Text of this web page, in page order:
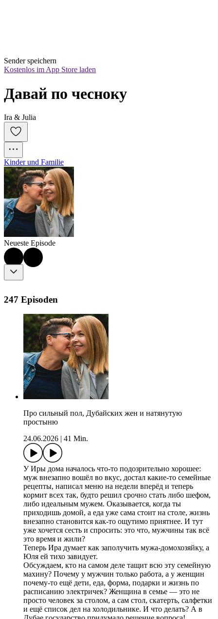
Sender speichern
Kostenlos im App Store laden
Давай по чесноку
Ira & Julia
Kinder und Familie
Neueste Episode
247 Episoden
Про сильный пол, Дубайских жен и натянутую
простыню
24.06.2026
41 Min.
У Иры дома началось что-то подозрительно хорошее:
муж внезапно вошёл во вкус, достал какие-то семейные
рецепты, написал меню на недели вперёд и теперь
кормит всех так, будто решил срочно стать либо шефом,
либо идеальным мужем. Оказывается, когда ты
приходишь домой, а еда уже сама стоит на столе, жизнь
внезапно становится как-то ощутимо приятнее. И тут
уже хочется сесть и спросить: это что, мужчины так всё
это время и жили?
Теперь Ира думает как заполучить мужа-домохозяйку, а
Юля ей тихо завидует.
Обсуждаем, кто на самом деле тащит всю эту семейную
махину? Почему у мужчин только работа, а у женщин
почему-то ещё дети, еда, форма, подарки и жизнь по
расписанию электричек? Женщина в семье — это не
просто человек за столом, а сам стол, скатерть, салфетки
и ещё список дел на холодильнике. И что делать? А в